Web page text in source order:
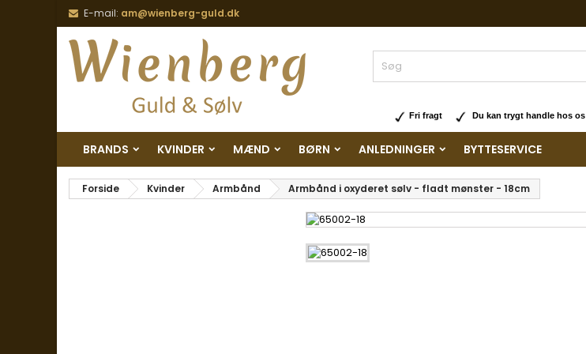
E-mail: am@wienberg-guld.dk
Fri fragt Du kan trygt handle hos os
BRANDS KVINDER MÆND BØRN ANLEDNINGER BYTTESERVICE
Forside Kvinder Armbånd Armbånd i oxyderet sølv - fladt mønster - 18cm